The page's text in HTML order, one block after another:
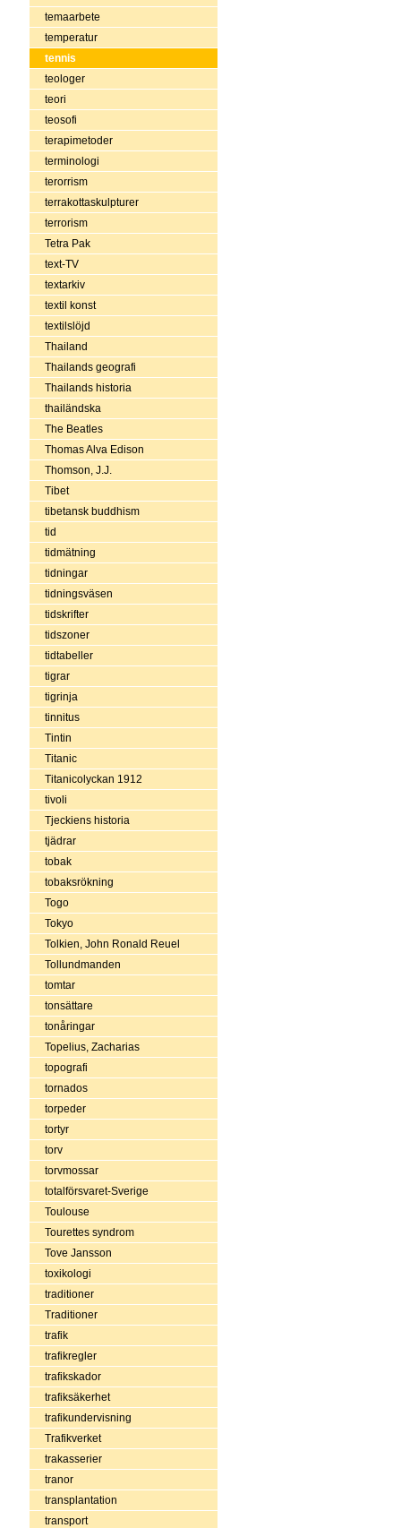
temaarbete
temperatur
tennis
teologer
teori
teosofi
terapimetoder
terminologi
terorrism
terrakottaskulpturer
terrorism
Tetra Pak
text-TV
textarkiv
textil konst
textilslöjd
Thailand
Thailands geografi
Thailands historia
thailändska
The Beatles
Thomas Alva Edison
Thomson, J.J.
Tibet
tibetansk buddhism
tid
tidmätning
tidningar
tidningsväsen
tidskrifter
tidszoner
tidtabeller
tigrar
tigrinja
tinnitus
Tintin
Titanic
Titanicolyckan 1912
tivoli
Tjeckiens historia
tjädrar
tobak
tobaksrökning
Togo
Tokyo
Tolkien, John Ronald Reuel
Tollundmanden
tomtar
tonsättare
tonåringar
Topelius, Zacharias
topografi
tornados
torpeder
tortyr
torv
torvmossar
totalförsvaret-Sverige
Toulouse
Tourettes syndrom
Tove Jansson
toxikologi
traditioner
Traditioner
trafik
trafikregler
trafikskador
trafiksäkerhet
trafikundervisning
Trafikverket
trakasserier
tranor
transplantation
transport